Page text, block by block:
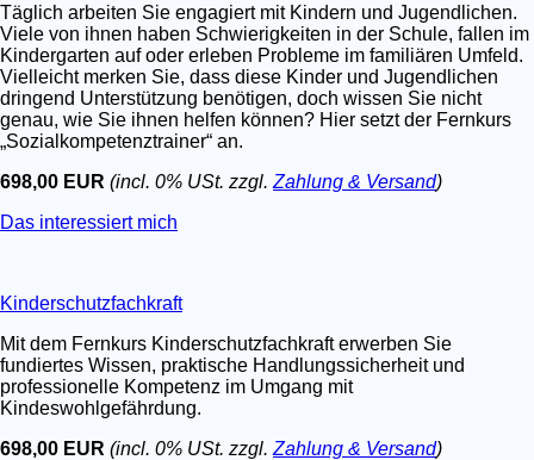
Täglich arbeiten Sie engagiert mit Kindern und Jugendlichen.
Viele von ihnen haben Schwierigkeiten in der Schule, fallen im
Kindergarten auf oder erleben Probleme im familiären Umfeld.
Vielleicht merken Sie, dass diese Kinder und Jugendlichen
dringend Unterstützung benötigen, doch wissen Sie nicht
genau, wie Sie ihnen helfen können? Hier setzt der Fernkurs
„Sozialkompetenztrainer“ an.
698,00 EUR (incl. 0% USt. zzgl. Zahlung & Versand)
Das interessiert mich
Kinderschutzfachkraft
Mit dem Fernkurs Kinderschutzfachkraft erwerben Sie
fundiertes Wissen, praktische Handlungssicherheit und
professionelle Kompetenz im Umgang mit
Kindeswohlgefährdung.
698,00 EUR (incl. 0% USt. zzgl. Zahlung & Versand)